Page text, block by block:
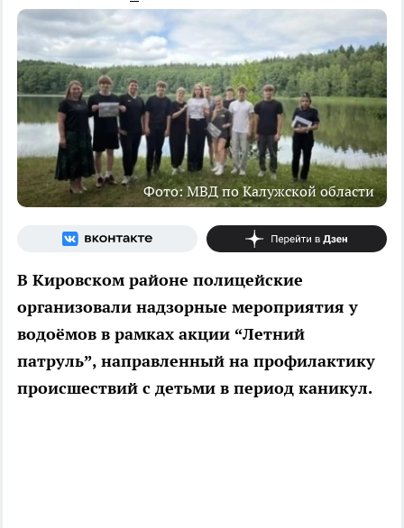
Фото: МВД по Калужской области
В Кировском районе полицейские
организовали надзорные мероприятия у
водоёмов в рамках акции “Летний
патруль”, направленный на профилактику
происшествий с детьми в период каникул.